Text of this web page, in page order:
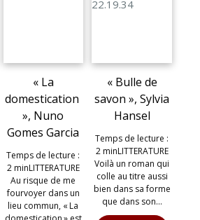
« La
domestication
», Nuno
Gomes Garcia
Temps de lecture :
2 minLITTERATURE
Au risque de me
fourvoyer dans un
lieu commun, « La
« Bulle de
savon », Sylvia
Hansel
Temps de lecture :
2 minLITTERATURE
Voilà un roman qui
colle au titre aussi
bien dans sa forme
que dans son…